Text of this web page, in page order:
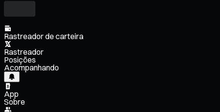
Rastreador de carteira
Rastreador
Posições
Acompanhando
App
Sobre